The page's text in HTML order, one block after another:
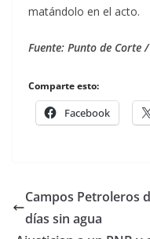
matándolo en el acto.
Fuente: Punto de Corte /
Comparte esto:
Facebook
Campos Petroleros
días sin agua